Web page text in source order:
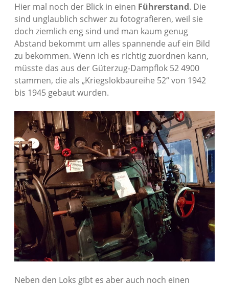
Hier mal noch der Blick in einen Führerstand. Die
sind unglaublich schwer zu fotografieren, weil sie
doch ziemlich eng sind und man kaum genug
Abstand bekommt um alles spannende auf ein Bild
zu bekommen. Wenn ich es richtig zuordnen kann,
müsste das aus der Güterzug-Dampflok 52 4900
stammen, die als „Kriegslokbaureihe 52“ von 1942
bis 1945 gebaut wurden.
Neben den Loks gibt es aber auch noch einen